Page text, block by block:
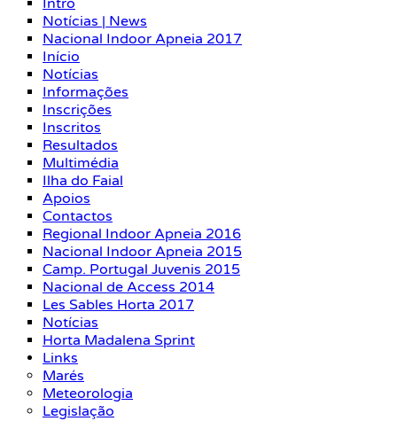
Intro
Notícias | News
Nacional Indoor Apneia 2017
Início
Notícias
Informações
Inscrições
Inscritos
Resultados
Multimédia
Ilha do Faial
Apoios
Contactos
Regional Indoor Apneia 2016
Nacional Indoor Apneia 2015
Camp. Portugal Juvenis 2015
Nacional de Access 2014
Les Sables Horta 2017
Notícias
Horta Madalena Sprint
Links
Marés
Meteorologia
Legislação